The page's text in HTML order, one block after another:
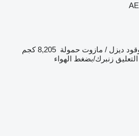
ديزل / مازوت حمولة 8,205 كجم
زنبرك/بضغط الهواء